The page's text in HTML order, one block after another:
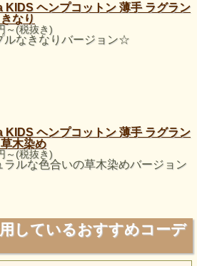
KIDS ヘンプコットン 薄手 ラグラン
なり
～(税抜き)
ルなきなりバージョン☆
KIDS ヘンプコットン 薄手 ラグラン
木染め
～(税抜き)
ラルな色合いの草木染めバージョン
しているおすすめコーデ